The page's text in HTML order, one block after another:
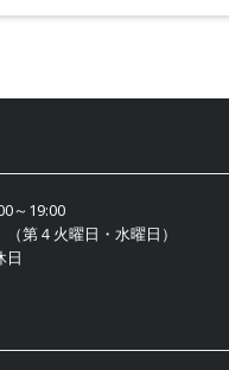
～19:00
（第４火曜日・水曜日）
日